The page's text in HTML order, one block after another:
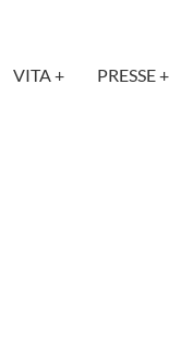
VITA + PRESSE +